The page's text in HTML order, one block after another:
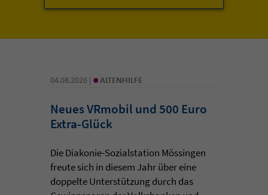
04.08.2026 | • ALTENHILFE
Neues VRmobil und 500 Euro
Extra-Glück
Die Diakonie-Sozialstation Mössingen
freute sich in diesem Jahr über eine
doppelte Unterstützung durch das